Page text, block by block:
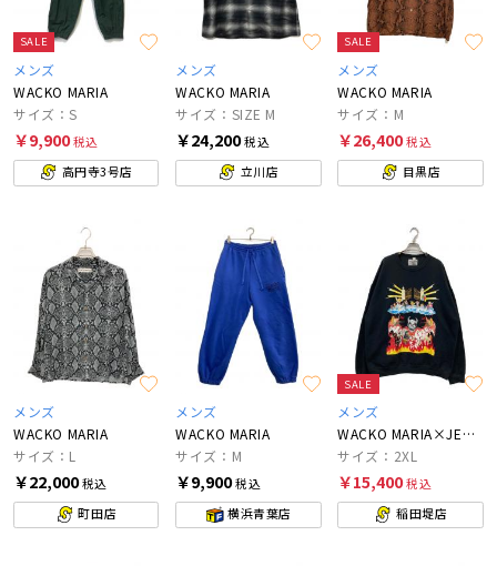
SALE
メンズ
WACKO MARIA
サイズ：S
￥9,900税込
高円寺3号店
メンズ
WACKO MARIA
サイズ：SIZE M
￥24,200税込
立川店
SALE
メンズ
WACKO MARIA
サイズ：M
￥26,400税込
目黒店
メンズ
WACKO MARIA
サイズ：L
￥22,000税込
町田店
メンズ
WACKO MARIA
サイズ：M
￥9,900税込
横浜青葉店
SALE
メンズ
WACKO MARIA×JERZEES
サイズ：2XL
￥15,400税込
稲田堤店